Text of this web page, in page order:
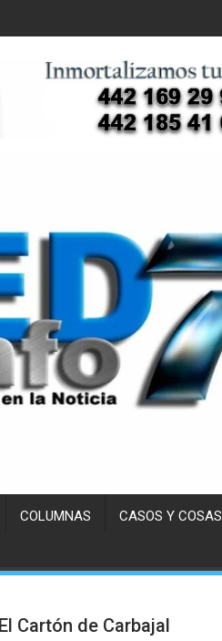
COLUMNAS CASOS Y COSAS
El Cartón de Carbajal